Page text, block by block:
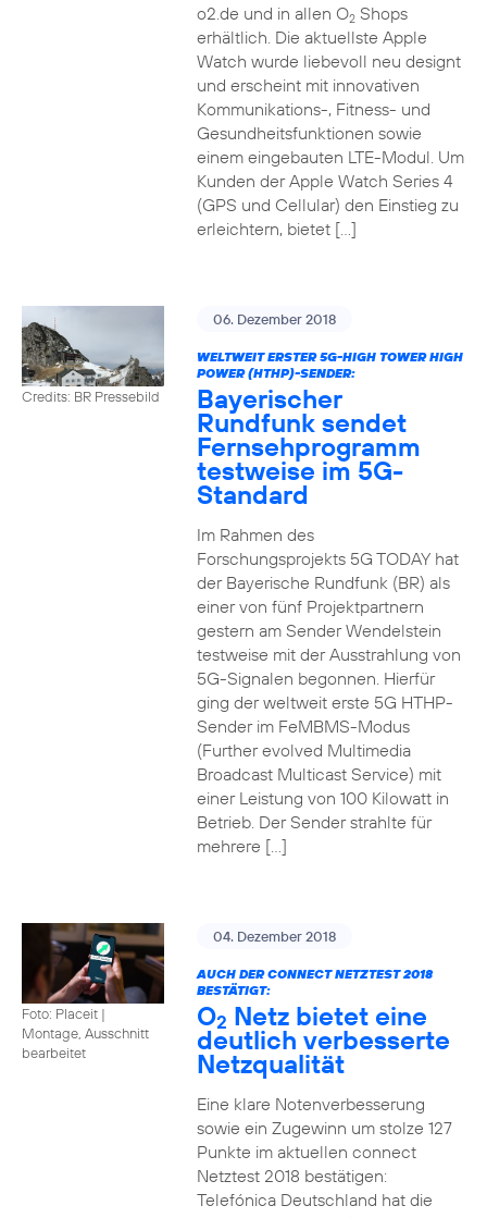
o2.de und in allen O2Shops
erhältlich. Die aktuellste Apple
Watch wurde liebevoll neu designt
und erscheint mit innovativen
Kommunikations-, Fitness- und
Gesundheitsfunktionen sowie
einem eingebauten LTE-Modul. Um
Kunden der Apple Watch Series 4
(GPS und Cellular) den Einstieg zu
erleichtern, bietet […]
Credits: BR Pressebild
06. Dezember 2018
WELTWEIT ERSTER 5G-HIGH TOWER HIGH
POWER (HTHP)-SENDER:
Bayerischer
Rundfunk sendet
Fernsehprogramm
testweise im 5G-
Standard
Im Rahmen des
Forschungsprojekts 5G TODAY hat
der Bayerische Rundfunk (BR) als
einer von fünf Projektpartnern
gestern am Sender Wendelstein
testweise mit der Ausstrahlung von
5G-Signalen begonnen. Hierfür
ging der weltweit erste 5G HTHP-
Sender im FeMBMS-Modus
(Further evolved Multimedia
Broadcast Multicast Service) mit
einer Leistung von 100 Kilowatt in
Betrieb. Der Sender strahlte für
mehrere […]
Foto: Placeit |
Montage, Ausschnitt
bearbeitet
04. Dezember 2018
AUCH DER CONNECT NETZTEST 2018
BESTÄTIGT:
O2 Netz bietet eine
deutlich verbesserte
Netzqualität
Eine klare Notenverbesserung
sowie ein Zugewinn um stolze 127
Punkte im aktuellen connect
Netztest 2018 bestätigen:
Telefónica Deutschland hat die